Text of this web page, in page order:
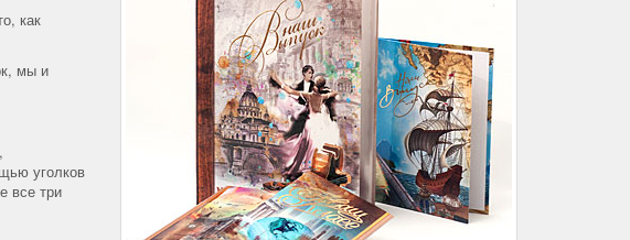
как
мы и
уголков
все три